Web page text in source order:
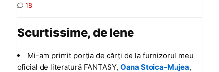
18
Scurtissime, de lene
Mi-am primit porţia de cărţi de la furnizorul meu
oficial de literatură FANTASY, Oana Stoica-Mujea,